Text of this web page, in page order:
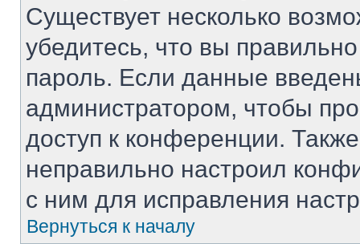
Существует несколько
убедитесь, что вы
пароль. Если данные
администратором, чтобы
доступ к конференции.
неправильно настроил
с ним для исправления
Вернуться к началу